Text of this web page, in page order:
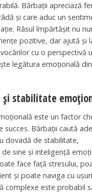
Bărbații apreciază
și care aduc un
Râsul împărtășit nu
pozitive, dar ajută și
cu o perspectivă
legătura emoțională
stabilitate
este un factor
succes. Bărbații caută
dovadă de stabilitate,
sine și inteligență
face față stresului,
și poate naviga cu
complexe este probabil